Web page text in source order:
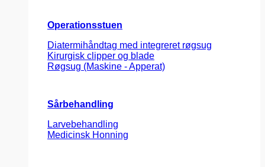
Operationsstuen
Diatermihåndtag med integreret røgsug
Kirurgisk clipper og blade
Røgsug (Maskine - Apperat)
Sårbehandling
Larvebehandling
Medicinsk Honning